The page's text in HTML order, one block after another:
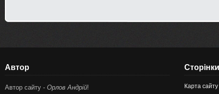
Автор
Автор сайту - Орлов Андрій!
Сторінки
Карта сайту